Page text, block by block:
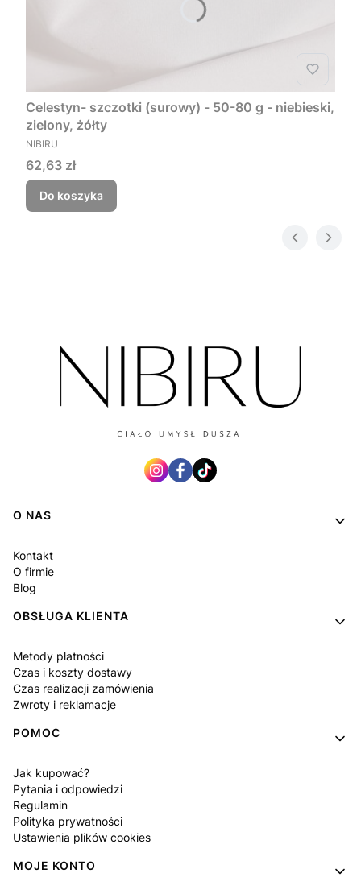
Celestyn- szczotki (surowy) - 50-80 g - niebieski,
zielony, żółty
PRODUCENT
NIBIRU
Cena
62,63 zł
Do koszyka
Linki w stopce
O NAS
Kontakt
O firmie
Blog
OBSŁUGA KLIENTA
Metody płatności
Czas i koszty dostawy
Czas realizacji zamówienia
Zwroty i reklamacje
POMOC
Jak kupować?
Pytania i odpowiedzi
Regulamin
Polityka prywatności
Ustawienia plików cookies
MOJE KONTO